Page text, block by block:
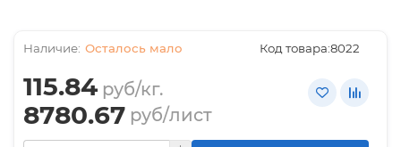
Осталось мало Код товара:8022
115.84 руб/кг.
8780.67 руб/лист